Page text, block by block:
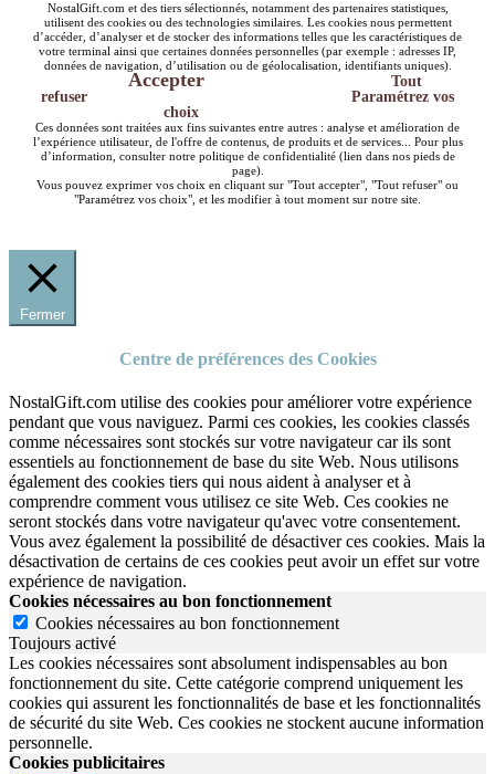
NostalGift.com et des tiers sélectionnés, notamment des partenaires statistiques,
utilisent des cookies ou des technologies similaires. Les cookies nous permettent
d’accéder, d’analyser et de stocker des informations telles que les caractéristiques de
votre terminal ainsi que certaines données personnelles (par exemple : adresses IP,
données de navigation, d’utilisation ou de géolocalisation, identifiants uniques).
Accepter
Tout
refuser
Paramétrez vos
choix
Ces données sont traitées aux fins suivantes entre autres : analyse et amélioration de
l’expérience utilisateur, de l'offre de contenus, de produits et de services... Pour plus
d’information, consulter notre politique de confidentialité (lien dans nos pieds de
page).
Vous pouvez exprimer vos choix en cliquant sur "Tout accepter", "Tout refuser" ou
"Paramétrez vos choix", et les modifier à tout moment sur notre site.
Fermer
Centre de préférences des Cookies
NostalGift.com utilise des cookies pour améliorer votre expérience
pendant que vous naviguez. Parmi ces cookies, les cookies classés
comme nécessaires sont stockés sur votre navigateur car ils sont
essentiels au fonctionnement de base du site Web. Nous utilisons
également des cookies tiers qui nous aident à analyser et à
comprendre comment vous utilisez ce site Web. Ces cookies ne
seront stockés dans votre navigateur qu'avec votre consentement.
Vous avez également la possibilité de désactiver ces cookies. Mais la
désactivation de certains de ces cookies peut avoir un effet sur votre
expérience de navigation.
Cookies nécessaires au bon fonctionnement
Cookies nécessaires au bon fonctionnement
Toujours activé
Les cookies nécessaires sont absolument indispensables au bon
fonctionnement du site. Cette catégorie comprend uniquement les
cookies qui assurent les fonctionnalités de base et les fonctionnalités
de sécurité du site Web. Ces cookies ne stockent aucune information
personnelle.
Cookies publicitaires